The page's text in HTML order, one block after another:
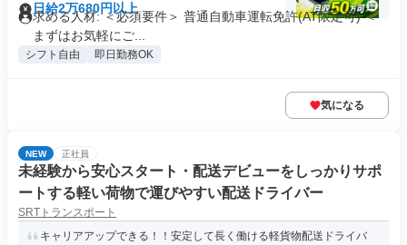
日給2万680円以上
求める人材: ＜必須要件＞ 普通自動車運転免許(AT限定可) ＜
まずはお気軽にご...
シフト自由 即日勤務OK
気になる
NEW 正社員
未経験から安心スタート・配送デビューをしっかりサポ
ートする軽い荷物で運びやすい配送ドライバー
SRTトランスポート
キャリアアップできる！！安定して長く働ける軽貨物配送ドライバ